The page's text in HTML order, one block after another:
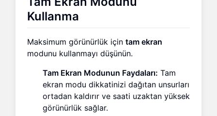
Kullanma
Maksimum görünürlük için tam ekran
modunu kullanmayı düşünün.
Tam Ekran Modunun Faydaları: Tam
ekran modu dikkatinizi dağıtan unsurları
ortadan kaldırır ve saati uzaktan yüksek
görünürlük sağlar.